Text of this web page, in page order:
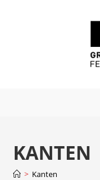
KANTEN
> Kanten